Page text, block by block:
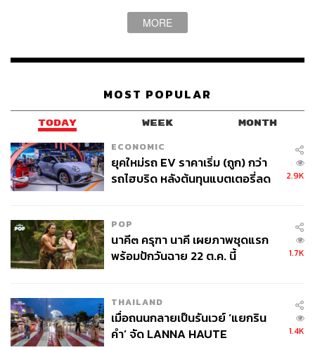
MORE
MOST POPULAR
TODAY WEEK MONTH
ECONOMIC
ยุคใหม่รถ EV ราคาเริ่ม (ถูก) กว่า
รถไฮบริด หลังต้นทุนแบตเตอรี่ลด
2.9K
POP
นาคี๓ ครุฑา นาคี เผยภาพชุดแรก
พร้อมปักวันฉาย 22 ต.ค. นี้
1.7K
THAILAND
เมื่อถนนกลายเป็นรันเวย์ ‘แยกริน
คำ’ จัด LANNA HAUTE
1.4K